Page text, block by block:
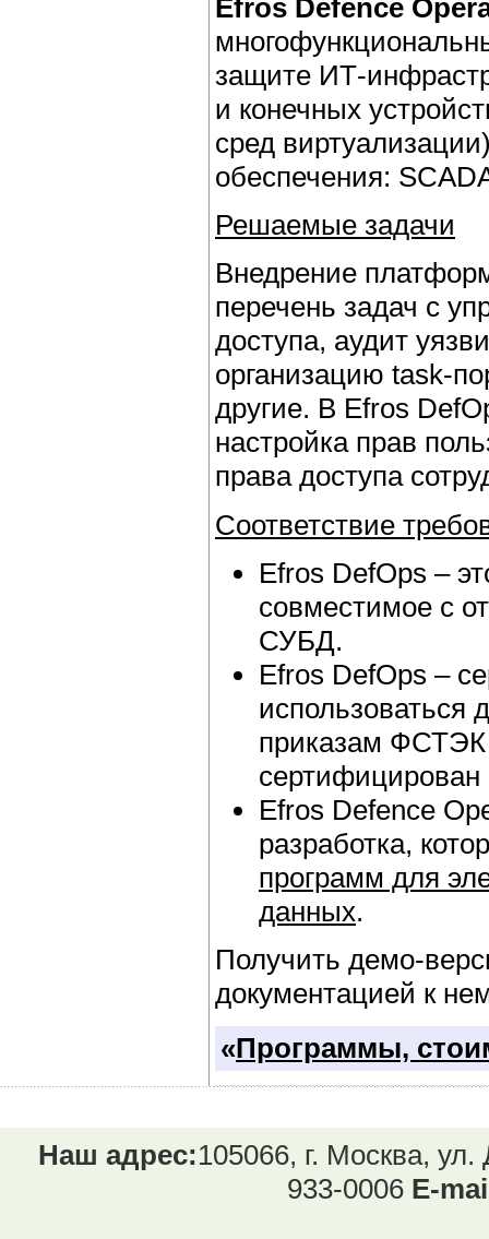
Efros Defence
защите ИТ-
и конечных
сред
обеспечения:
Решаемые задачи
Внедрение
перечень задач с
доступа, аудит
организацию task-
другие. В Efros
настройка прав
права доступа
Соответствие
Efros DefOps –
совместимое с
СУБД.
Efros DefOps –
использоваться
приказам ФСТЭК
Efros Defence
разработка,
программ для
данных.
Получить демо-
документацией к
«Программы,
Наш адрес:105066, г. Москва,
933-0006 E-